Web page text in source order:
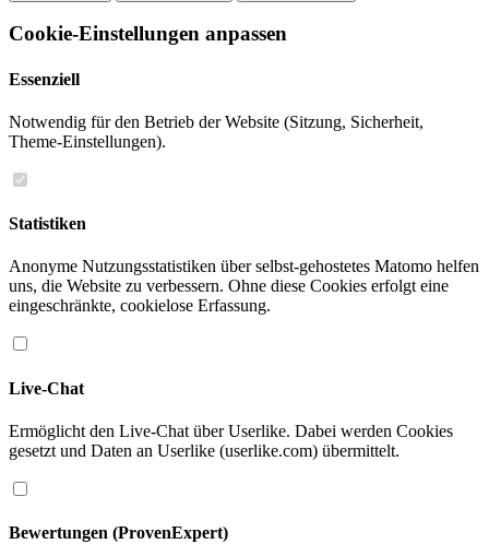
Cookie-Einstellungen anpassen
Essenziell
Notwendig für den Betrieb der Website (Sitzung, Sicherheit,
Theme-Einstellungen).
Statistiken
Anonyme Nutzungsstatistiken über selbst-gehostetes Matomo helfen
uns, die Website zu verbessern. Ohne diese Cookies erfolgt eine
eingeschränkte, cookielose Erfassung.
Live-Chat
Ermöglicht den Live-Chat über Userlike. Dabei werden Cookies
gesetzt und Daten an Userlike (userlike.com) übermittelt.
Bewertungen (ProvenExpert)